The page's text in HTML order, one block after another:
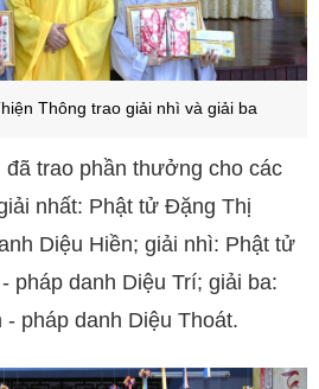
Thông trao giải nhì và giải ba
trao phần thưởng cho các
nhất: Phật tử Đặng Thị
Diệu Hiền; giải nhì: Phật tử
pháp danh Diệu Trí; giải ba:
pháp danh Diệu Thoát.